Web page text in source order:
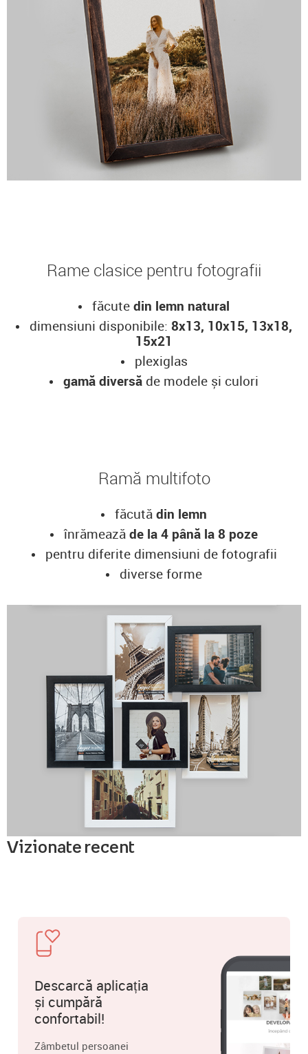
Rame clasice pentru fotografii
făcute din lemn natural
dimensiuni disponibile: 8x13, 10x15, 13x18,
15x21
plexiglas
gamă diversă de modele și culori
Ramă multifoto
făcută din lemn
înrămează de la 4 până la 8 poze
pentru diferite dimensiuni de fotografii
diverse forme
Vizionate recent
Descarcă aplicația
și cumpără
confortabil!
Zâmbetul persoanei